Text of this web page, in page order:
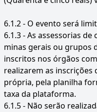
6.1.2 - O evento será
6.1.3 - As assessorias
minas gerais ou grupos
inscritos nos órgãos
realizarem as inscrições
própria, pela planilha
taxa da plataforma.
6.1.5 - Não serão